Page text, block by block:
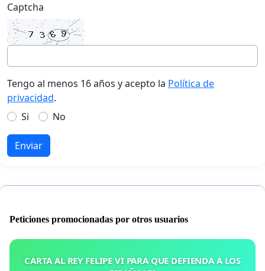
Captcha
Tengo al menos 16 años y acepto la Política de
privacidad.
Si
No
Enviar
Peticiones promocionadas por otros usuarios
CARTA AL REY FELIPE VI PARA QUE DEFIENDA A LOS